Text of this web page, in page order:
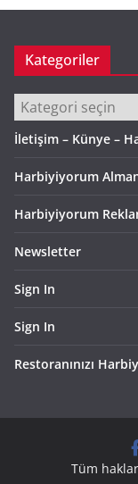
Kategoriler
Kategoriler
İletişim – Künye –
Harbiyiyorum
Harbiyiyorum
Newsletter
Sign In
Sign In
Restoranınızı
Tüm